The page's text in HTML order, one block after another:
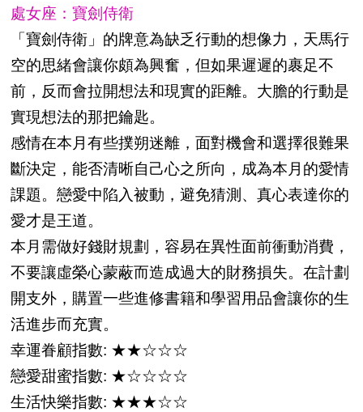
處女座：寶劍侍衛
「寶劍侍衛」的牌意為缺乏行動的想像力，天馬行
空的思緒會讓你頗為興奮，但如果遲遲的裹足不
前，反而會拉開想法和現實的距離。大膽的行動是
實現想法的那把鑰匙。
感情在本月有些撲朔迷離，面對機會和選擇很難果
斷決定，能否清晰自己心之所向，成為本月的愛情
課題。戀愛中陷入被動，避免猜測、真心表達你的
愛才是王道。
本月需做好錢財規劃，容易在異性面前衝動消費，
不要讓虛榮心蒙蔽而造成過大的財務損失。在計劃
開支外，購置一些進修書籍和學習用品會讓你的生
活進步而充實。
幸運眷顧指數: ★★☆☆☆
戀愛甜蜜指數: ★☆☆☆☆
生活快樂指數: ★★★☆☆